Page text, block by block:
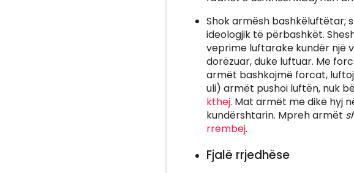
Shok armësh bashkëluftëtar;
ideologjik të përbashkët.
veprime luftarake kundër një
dorëzuar, duke luftuar. Me
armët bashkojmë forcat,
uli) armët pushoi luftën, nuk
kthej. Mat armët me dikë hyj
kundërshtarin. Mpreh armët
rrëmbej.
Fjalë rrjedhëse